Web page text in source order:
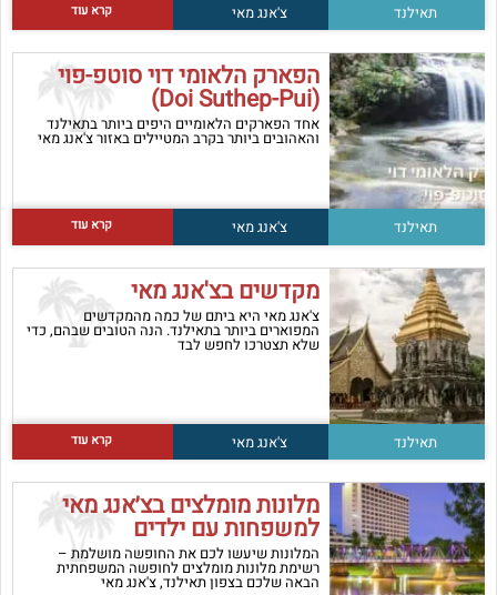
תאילנד צ'אנג מאי קרא עוד
הפארק הלאומי דוי סוטפ-פוי
(Doi Suthep-Pui)
אחד הפארקים הלאומיים היפים ביותר בתאילנד
והאהובים ביותר בקרב המטיילים באזור צ'אנג מאי
תאילנד צ'אנג מאי קרא עוד
מקדשים בצ'אנג מאי
צ'אנג מאי היא ביתם של כמה מהמקדשים
המפוארים ביותר בתאילנד. הנה הטובים שבהם, כדי
שלא תצטרכו לחפש לבד
תאילנד צ'אנג מאי קרא עוד
מלונות מומלצים בצ׳אנג מאי
למשפחות עם ילדים
המלונות שיעשו לכם את החופשה מושלמת –
רשימת מלונות מומלצים לחופשה המשפחתית
הבאה שלכם בצפון תאילנד, צ'אנג מאי